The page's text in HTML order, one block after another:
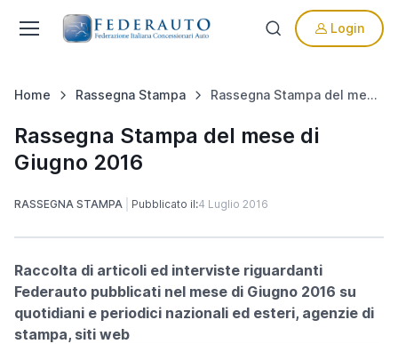
Login
Home Rassegna Stampa Rassegna Stampa del mese di Giugno 2016
Rassegna Stampa del mese di
Giugno 2016
RASSEGNA STAMPA Pubblicato il:4 Luglio 2016
Raccolta di articoli ed interviste riguardanti
Federauto pubblicati nel mese di Giugno 2016 su
quotidiani e periodici nazionali ed esteri, agenzie di
stampa, siti web